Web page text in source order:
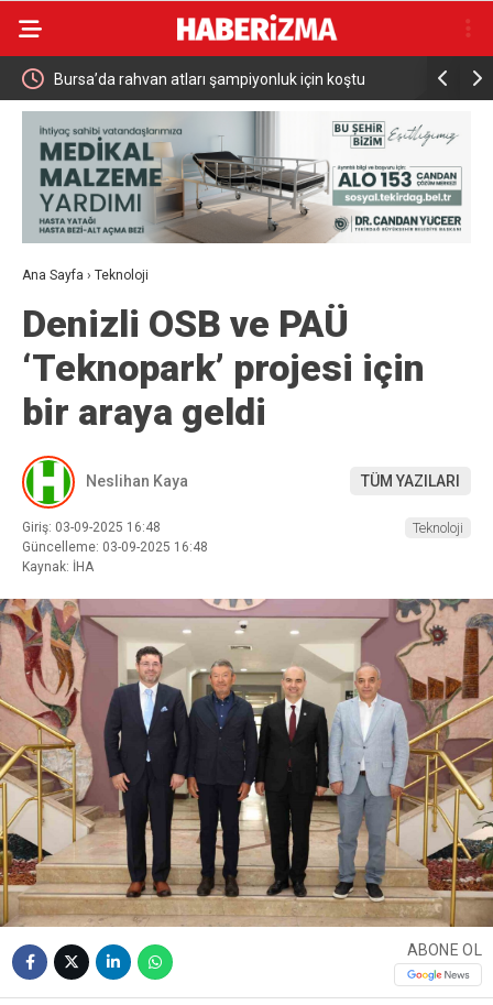
bini Bursa’da rahvan atları şampiyonluk için koştu
Ana Sayfa › Teknoloji
Denizli OSB ve PAÜ
‘Teknopark’ projesi için
bir araya geldi
Neslihan Kaya TÜM YAZILARI
Giriş: 03-09-2025 16:48
Güncelleme: 03-09-2025 16:48
Kaynak: İHA
Teknoloji
ABONE OL